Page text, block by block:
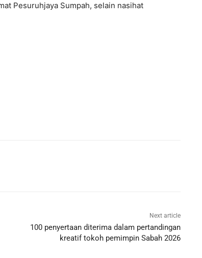
Pesuruhjaya Sumpah, selain nasihat
Next article
100 penyertaan diterima dalam pertandingan
kreatif tokoh pemimpin Sabah 2026